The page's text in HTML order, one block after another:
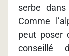
serbe
Comme
peut poser
conseillé